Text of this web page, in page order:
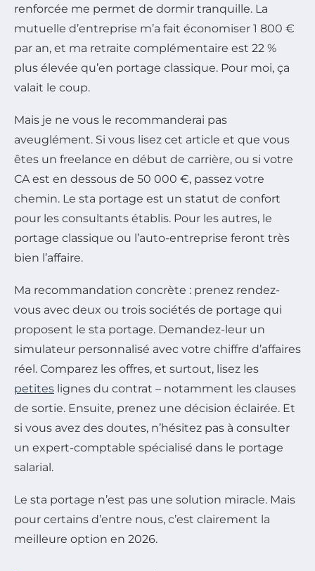
renforcée me permet de dormir tranquille. La
mutuelle d’entreprise m’a fait économiser 1 800 €
par an, et ma retraite complémentaire est 22 %
plus élevée qu’en portage classique. Pour moi, ça
valait le coup.
Mais je ne vous le recommanderai pas
aveuglément. Si vous lisez cet article et que vous
êtes un freelance en début de carrière, ou si votre
CA est en dessous de 50 000 €, passez votre
chemin. Le sta portage est un statut de confort
pour les consultants établis. Pour les autres, le
portage classique ou l’auto-entreprise feront très
bien l’affaire.
Ma recommandation concrète : prenez rendez-
vous avec deux ou trois sociétés de portage qui
proposent le sta portage. Demandez-leur un
simulateur personnalisé avec votre chiffre d’affaires
réel. Comparez les offres, et surtout, lisez les
petites lignes du contrat – notamment les clauses
de sortie. Ensuite, prenez une décision éclairée. Et
si vous avez des doutes, n’hésitez pas à consulter
un expert-comptable spécialisé dans le portage
salarial.
Le sta portage n’est pas une solution miracle. Mais
pour certains d’entre nous, c’est clairement la
meilleure option en 2026.